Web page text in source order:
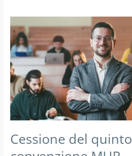
Cessione del quinto